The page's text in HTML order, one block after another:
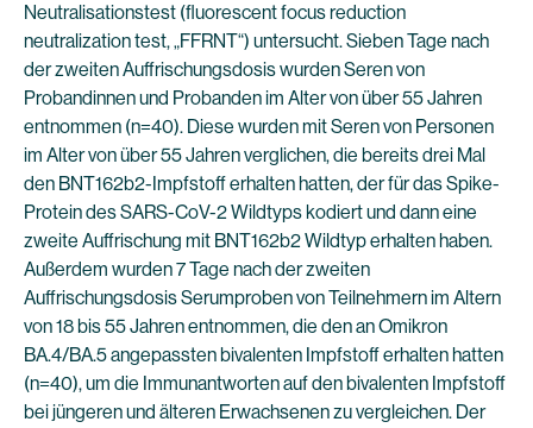
Neutralisationstest (fluorescent focus reduction
neutralization test, „FFRNT“) untersucht. Sieben Tage nach
der zweiten Auffrischungsdosis wurden Seren von
Probandinnen und Probanden im Alter von über 55 Jahren
entnommen (n=40). Diese wurden mit Seren von Personen
im Alter von über 55 Jahren verglichen, die bereits drei Mal
den BNT162b2-Impfstoff erhalten hatten, der für das Spike-
Protein des SARS-CoV-2 Wildtyps kodiert und dann eine
zweite Auffrischung mit BNT162b2 Wildtyp erhalten haben.
Außerdem wurden 7 Tage nach der zweiten
Auffrischungsdosis Serumproben von Teilnehmern im Altern
von 18 bis 55 Jahren entnommen, die den an Omikron
BA.4/BA.5 angepassten bivalenten Impfstoff erhalten hatten
(n=40), um die Immunantworten auf den bivalenten Impfstoff
bei jüngeren und älteren Erwachsenen zu vergleichen. Der